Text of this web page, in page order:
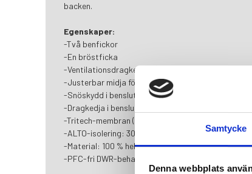
Samtycke
Denna webbplats
backen.
Egenskaper:
-Två benfickor
-En bröstficka
-Ventilationsdragkedjor för justerbar luftcirkulation
-Justerbar midja för personlig passform
-Snöskydd i benslut
-Dragkedja i benslut för enklare på- och avtagning
-Tritech-membran (15 000 mm / 15 000 g/m²/24 h)
-ALTO-isolering: 30 % ull, 70 % återvunnen
-Material: 100 % helmatt nylon Taslon Oxford,
-PFC-fri DWR-behandling